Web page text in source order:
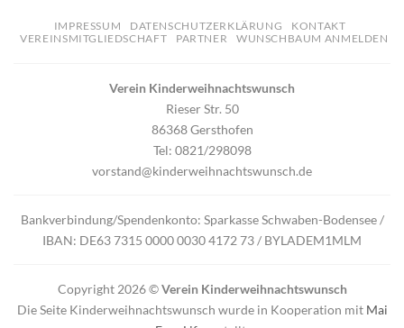
IMPRESSUM DATENSCHUTZERKLÄRUNG
KONTAKT
VEREINSMITGLIEDSCHAFT
PARTNER WUNSCHBAUM ANMELDEN
Verein Kinderweihnachtswunsch
Rieser Str. 50
86368 Gersthofen
Tel: 0821/298098
vorstand@kinderweihnachtswunsch.de
Bankverbindung/Spendenkonto: Sparkasse Schwaben-Bodensee /
IBAN: DE63 7315 0000 0030 4172 73 / BYLADEM1MLM
Copyright 2026 ©Verein Kinderweihnachtswunsch
Die Seite Kinderweihnachtswunsch wurde in Kooperation mit Mai